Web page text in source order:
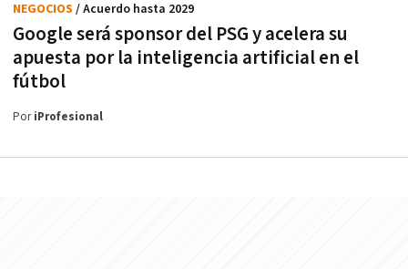
Google será sponsor del PSG y acelera su
apuesta por la inteligencia artificial en el
fútbol
NEGOCIOS / Acuerdo hasta 2029
PoriProfesional